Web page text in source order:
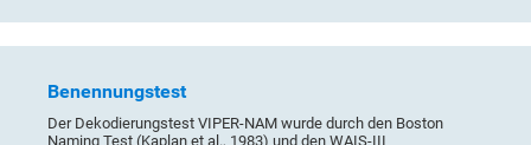
Benennungstest
Der Dekodierungstest VIPER-NAM wurde durch den Boston
Naming Test (Kaplan et al., 1983) und den WAIS-III